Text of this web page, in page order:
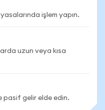
işlem yapın.
uzun veya kısa
pasif gelir elde edin.